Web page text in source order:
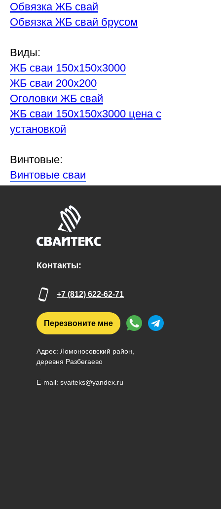
Обвязка ЖБ свай
Обвязка ЖБ свай брусом
Виды:
ЖБ сваи 150х150х3000
ЖБ сваи 200х200
Оголовки ЖБ свай
ЖБ сваи 150х150х3000 цена с
установкой
Винтовые:
Винтовые сваи
Контакты:
+7 (812) 622-62-71
Перезвоните мне
Адрес: Ломоносовский район,
деревня Разбегаево
E-mail: svaiteks@yandex.ru